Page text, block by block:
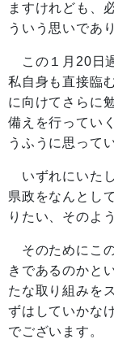
ますけれども、
ういう思いであ
この１月20日
私自身も直接臨
に向けてさらに
備えを行ってい
うふうに思って
いずれにいた
県政をなんとし
りたい、そのよ
そのためにこ
きであるのかと
たな取り組みを
ずはしていかな
でございます。